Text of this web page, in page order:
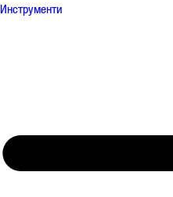
Инструменти